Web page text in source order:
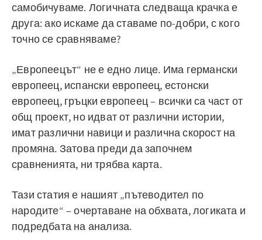
самобичуваме. Логичната следваща крачка е
друга: ако искаме да ставаме по-добри, с кого
точно се сравняваме?
„Европеецът“ не е едно лице. Има германски
европеец, испански европеец, естонски
европеец, гръцки европеец – всички са част от
общ проект, но идват от различни истории,
имат различни навици и различна скорост на
промяна. Затова преди да започнем
сравненията, ни трябва карта.
Тази статия е нашият „пътеводител по
народите“ – очертаване на обхвата, логиката и
подредбата на анализа.